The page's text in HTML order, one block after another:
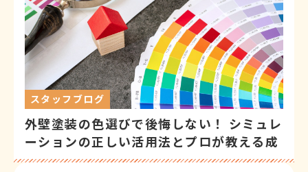
スタッフブログ
外壁塗装の色選びで後悔しない！ シミュレ
ーションの正しい活用法とプロが教える成
功の秘訣